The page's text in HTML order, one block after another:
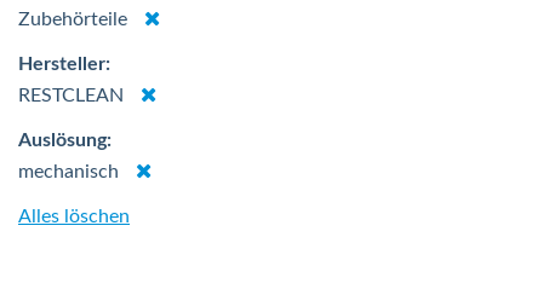
Zubehörteile
Dies
Hersteller
RESTCLEAN
Dies
Auslösung
mechanisch
Dies
Alles löschen